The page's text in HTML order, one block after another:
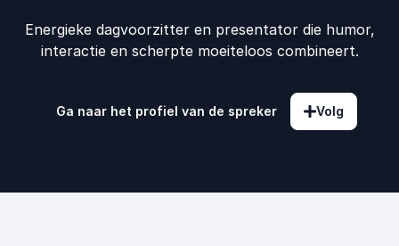
Energieke dagvoorzitter en presentator die humor,
interactie en scherpte moeiteloos combineert.
Ga naar het profiel van de spreker Volg